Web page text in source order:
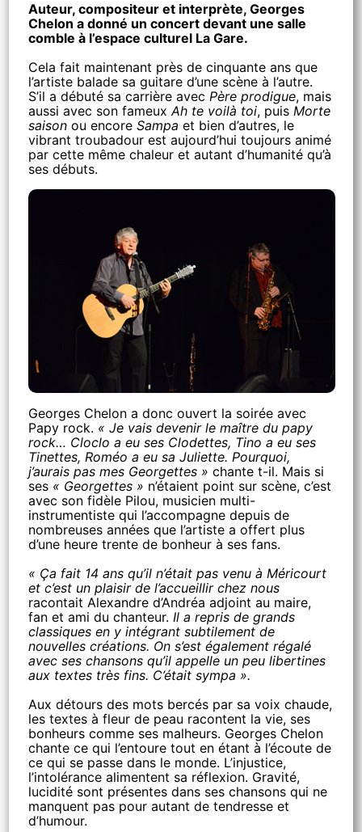
Auteur, compositeur et interprète, Georges
Chelon a donné un concert devant une salle
comble à l’espace culturel La Gare.
Cela fait maintenant près de cinquante ans que
l’artiste balade sa guitare d’une scène à l’autre.
S’il a débuté sa carrière avec Père prodigue, mais
aussi avec son fameuxAh te voilà toi, puisMorte
saisonou encoreSampa et bien d’autres, le
vibrant troubadour est aujourd’hui toujours animé
par cette même chaleur et autant d’humanité qu’à
ses débuts.
Georges Chelon a donc ouvert la soirée avec
Papy rock. « Je vais devenir le maître du papy
rock… Cloclo a eu ses Clodettes, Tino a eu ses
Tinettes, Roméo a eu sa Juliette. Pourquoi,
j’aurais pas mes Georgettes » chante t-il. Mais si
ses « Georgettes » n’étaient point sur scène, c’est
avec son fidèle Pilou, musicien multi-
instrumentiste qui l’accompagne depuis de
nombreuses années que l’artiste a offert plus
d’une heure trente de bonheur à ses fans.
« Ça fait 14 ans qu’il n’était pas venu à Méricourt
et c’est un plaisir de l’accueillir chez nous
racontait Alexandre d’Andréa adjoint au maire,
fan et ami du chanteur.Il a repris de grands
classiques en y intégrant subtilement de
nouvelles créations. On s’est également régalé
avec ses chansons qu’il appelle un peu libertines
aux textes très fins. C’était sympa ».
Aux détours des mots bercés par sa voix chaude,
les textes à fleur de peau racontent la vie, ses
bonheurs comme ses malheurs. Georges Chelon
chante ce qui l’entoure tout en étant à l’écoute de
ce qui se passe dans le monde. L’injustice,
l’intolérance alimentent sa réflexion. Gravité,
lucidité sont présentes dans ses chansons qui ne
manquent pas pour autant de tendresse et
d’humour.